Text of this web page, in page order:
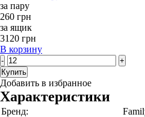
за пару
260 грн
за ящик
3120 грн
В корзину
-
+
Купить
Добавить в избранное
Характеристики
Бренд: